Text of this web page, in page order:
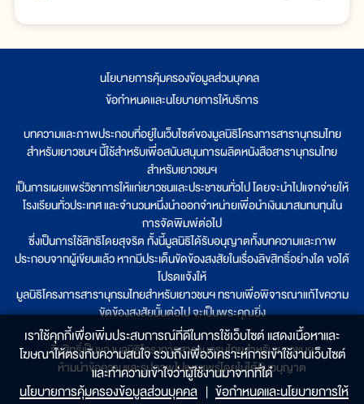
นโยบายการคุ้มครองข้อมูลส่วนบุคคล
ข้อกำหนดและนโยบายการให้บริการ
บทความและภาพประกอบที่อยู่ในเว็บไซต์ของมูลนิธิโครงการสารานุกรมไทย
สำหรับเยาวชนฯ นี้ใช้สำหรับเพื่อสนับสนุนการผลิตหนังสือสารานุกรมไทย
สำหรับเยาวชนฯ
เป็นการเผยแพร่วิชาการให้แก่เยาวชนและประชาชนทั่วไป โดยจะนำไปแจกจ่ายให้
โรงเรียนทั่วประเทศ และจำนวนหนึ่งนำออกจำหน่ายเพื่อนำเงินมาสมทบทุนใน
การจัดพิมพ์ต่อไป
ซึ่งเป็นการใช้สิทธิโดยสุจริต ทั้งนี้มูลนิธิได้รับอนุญาตทั้งบทความและภาพ
ประกอบจากผู้เขียนแล้ว หากมีประเด็นขัดข้องสงสัยในเรื่องลิขสิทธิ์อย่างใด ขอได้
โปรดแจ้งให้
มูลนิธิโครงการสารานุกรมไทยสำหรับเยาวชนฯ ทราบเพื่อพิจารณาแก้ไขความ
ขัดข้องสงสัยนั้นต่อไป จะเป็นพระคุณยิ่ง
ลิขสิทธิ์เป็นของมูลนิธิโครงการสารานุกรมไทยสำหรับเยาวชนฯ
ห้ามนำข้อความและรูปภาพไปเผยแพร่โดยไม่ได้รับอนุญาต
เราใช้คุกกี้เพื่อเพิ่มประสบการณ์ที่ดีในการใช้เว็บไซต์ แสดงเนื้อหาและ
โฆษณาให้ตรงกับความสนใจ รวมถึงเพื่อวิเคราะห์การเข้าใช้งานเว็บไซต์
และทำความเข้าใจว่าผู้ใช้งานมาจากที่ใด๋
นโยบายการคุ้มครองข้อมูลส่วนบุคคล | ข้อกำหนดและนโยบายการให้